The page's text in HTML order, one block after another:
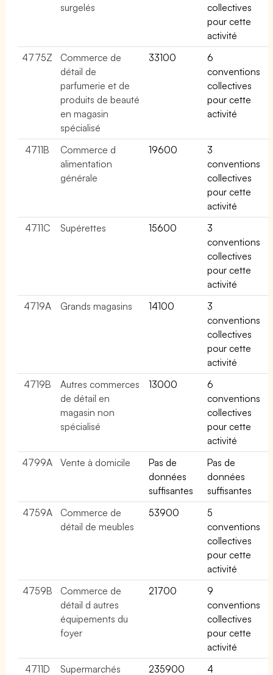
surgelés
collectives
pour cette
activité
4775Z
Commerce de
détail de
parfumerie et de
produits de beauté
en magasin
spécialisé
33100
6
conventions
collectives
pour cette
activité
4711B
Commerce d
alimentation
générale
19600
3
conventions
collectives
pour cette
activité
4711C
Supérettes 15600
3
conventions
collectives
pour cette
activité
4719A
Grands magasins 14100
3
conventions
collectives
pour cette
activité
4719B
Autres commerces
de détail en
magasin non
spécialisé
13000
6
conventions
collectives
pour cette
activité
4799A
Vente à domicile
Pas de
données
suffisantes
Pas de
données
suffisantes
4759A
Commerce de
détail de meubles
53900
5
conventions
collectives
pour cette
activité
4759B
Commerce de
détail d autres
équipements du
foyer
21700
9
conventions
collectives
pour cette
activité
4711D
Supermarchés 235900 4